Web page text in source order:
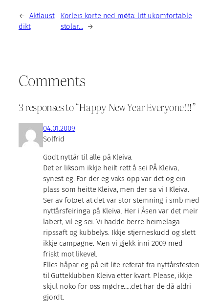
← Aktlaust
dikt
Korleis korte ned møta: litt ukomfortable
stolar… →
Comments
3 responses to “Happy New Year Everyone!!!”
04.01.2009
Solfrid
Godt nyttår til alle på Kleiva.
Det er liksom ikkje heilt rett å sei PÅ Kleiva,
synest eg. For der eg vaks opp var det og ein
plass som heitte Kleiva, men der sa vi I Kleiva.
Ser av fotoet at det var stor stemning i smb med
nyttårsfeiringa på Kleiva. Her i Åsen var det meir
labert, vil eg sei. Vi hadde berre heimelaga
ripssaft og kubbelys. Ikkje stjerneskudd og slett
ikkje campagne. Men vi gjekk inni 2009 med
friskt mot likevel.
Elles håpar eg på eit lite referat fra nyttårsfesten
til Gutteklubben Kleiva etter kvart. Please, ikkje
skjul noko for oss mødre…..det har de då aldri
gjordt.